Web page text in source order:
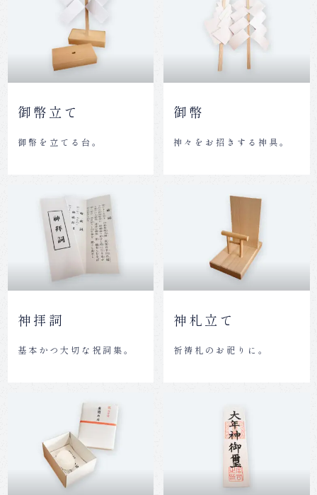
御幣立て
御幣を立てる台。
御幣
神々をお招きする神具。
神拝詞
基本かつ大切な祝詞集。
神札立て
祈祷札のお祀りに。